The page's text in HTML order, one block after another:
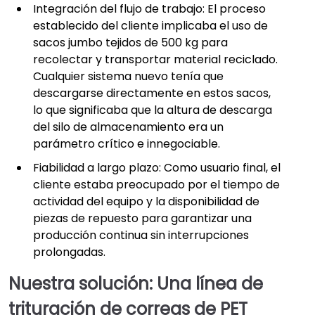
Integración del flujo de trabajo: El proceso
establecido del cliente implicaba el uso de
sacos jumbo tejidos de 500 kg para
recolectar y transportar material reciclado.
Cualquier sistema nuevo tenía que
descargarse directamente en estos sacos,
lo que significaba que la altura de descarga
del silo de almacenamiento era un
parámetro crítico e innegociable.
Fiabilidad a largo plazo: Como usuario final, el
cliente estaba preocupado por el tiempo de
actividad del equipo y la disponibilidad de
piezas de repuesto para garantizar una
producción continua sin interrupciones
prolongadas.
Nuestra solución: Una línea de
trituración de correas de PET